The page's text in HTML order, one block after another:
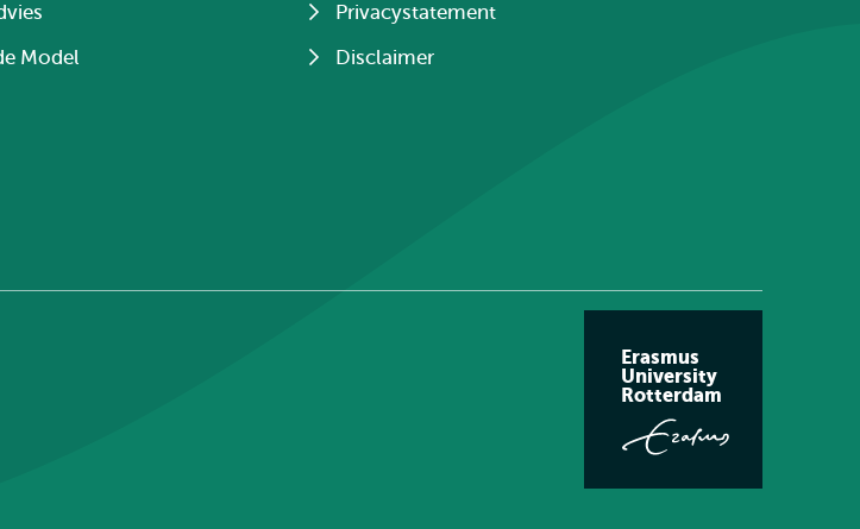
Model
Privacystatement
Disclaimer
Erasmus
University
Rotterdam